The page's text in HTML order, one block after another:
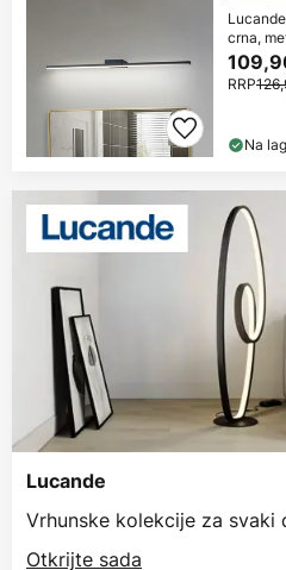
crna,
RRP
Na
Lucande
Vrhunske kolekcije za svaki
Otkrijte sada